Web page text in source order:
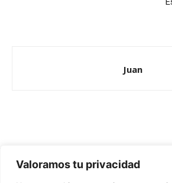
Valoramos tu privacidad
Juan
Redes Cristianas